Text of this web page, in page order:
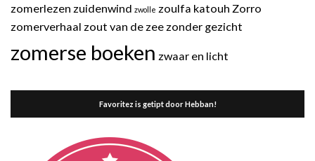
zomerlezen zuidenwind zwolle zoulfa katouh Zorro
zomerverhaal zout van de zee zonder gezicht
zomerse boeken zwaar en licht
Favoritez is getipt door Hebban!